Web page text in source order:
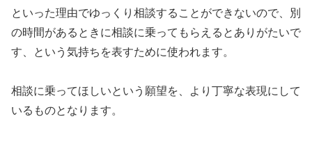
といった理由でゆっくり相談することができないので、別
の時間があるときに相談に乗ってもらえるとありがたいで
す、という気持ちを表すために使われます。
相談に乗ってほしいという願望を、より丁寧な表現にして
いるものとなります。